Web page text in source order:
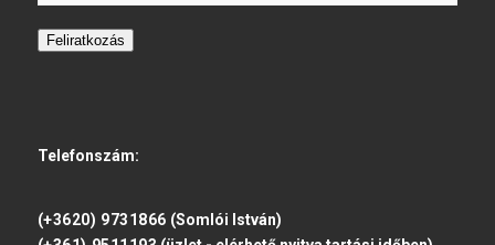
Feliratkozás
Telefonszám:
(+3620) 9731866 (Somlói István)